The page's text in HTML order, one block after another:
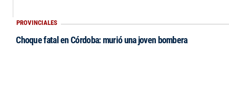
PROVINCIALES
Choque fatal en Córdoba: murió una joven bombera